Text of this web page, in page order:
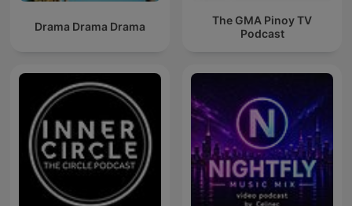
Drama Drama Drama
The GMA Pinoy TV
Podcast